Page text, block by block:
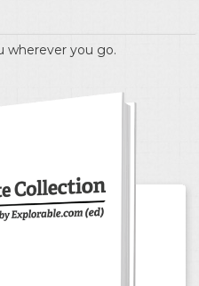
wherever you go.